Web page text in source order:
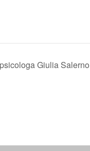
Giulia Salerno